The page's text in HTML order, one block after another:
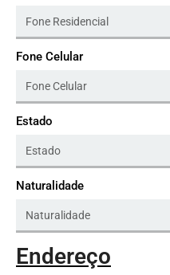
Fone Celular
Estado
Naturalidade
Endereço